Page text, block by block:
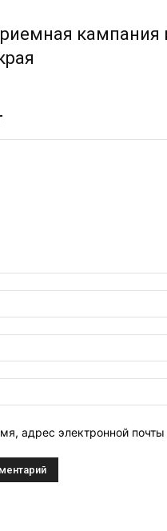
адрес электронной